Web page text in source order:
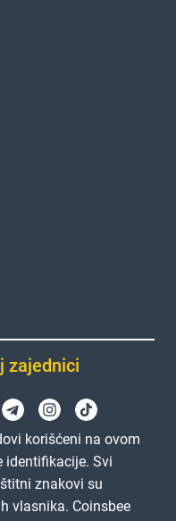
zajednici
korišćeni na ovom
identifikacije. Svi
znakovi su
vlasnika. Coinsbee